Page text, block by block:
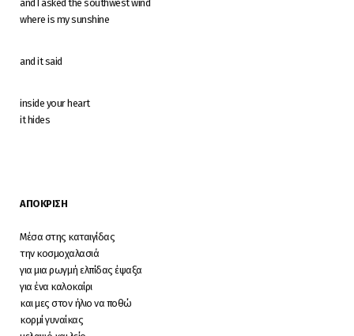
and I asked the southwest wind
where is my sunshine
and it said
inside your heart
it hides
ΑΠΟΚΡΙΣΗ
Μέσα στης καταιγίδας
την κοσμοχαλασιά
για μια ρωγμή ελπίδας έψαξα
για ένα καλοκαίρι
και μες στον ήλιο να ποθώ
κορμί γυναίκας